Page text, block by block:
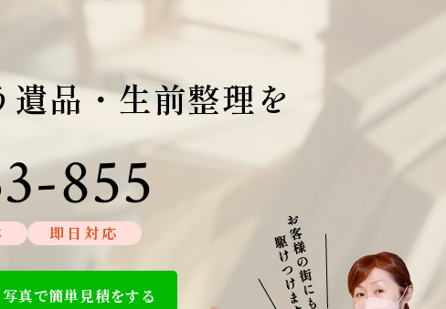
遺品・生前整理を
855
即日対応
写真で簡単見積をする